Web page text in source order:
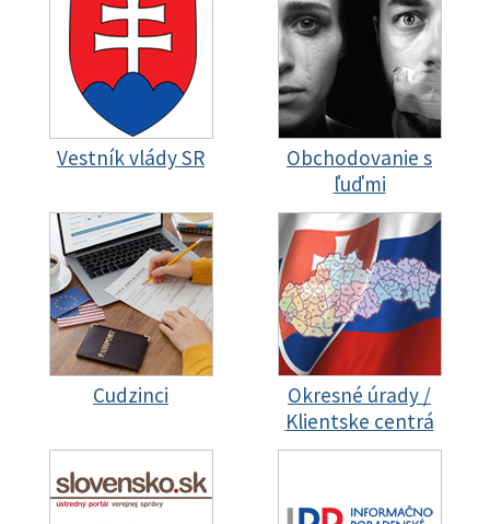
Vestník vlády SR
Obchodovanie s
ľuďmi
Cudzinci
Okresné úrady /
Klientske centrá